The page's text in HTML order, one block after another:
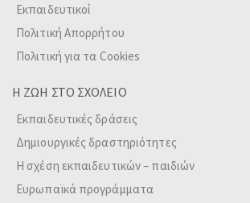
Εκπαιδευτικοί
Πολιτική Απορρήτου
Πολιτική για τα Cookies
Η ΖΩΗ ΣΤΟ ΣΧΟΛΕΙΟ
Εκπαιδευτικές δράσεις
Δημιουργικές δραστηριότητες
Η σχέση εκπαιδευτικών – παιδιών
Ευρωπαϊκά προγράμματα